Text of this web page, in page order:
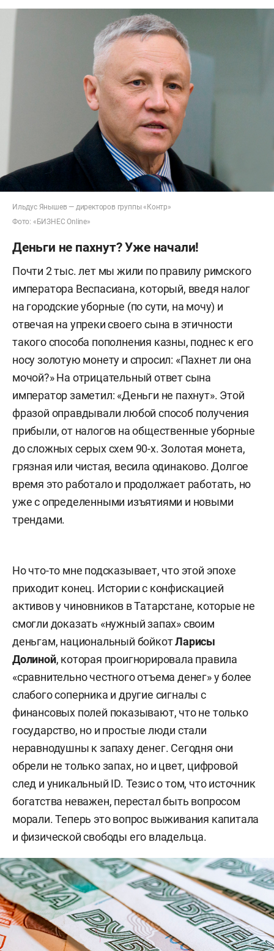
Ильдус Янышев — директоров группы «Контр»
Фото: «БИЗНЕС Online»
Деньги не пахнут? Уже начали!
Почти 2 тыс. лет мы жили по правилу римского
императора Веспасиана, который, введя налог
на городские уборные (по сути, на мочу) и
отвечая на упреки своего сына в этичности
такого способа пополнения казны, поднес к его
носу золотую монету и спросил: «Пахнет ли она
мочой?» На отрицательный ответ сына
император заметил: «Деньги не пахнут». Этой
фразой оправдывали любой способ получения
прибыли, от налогов на общественные уборные
до сложных серых схем 90-х. Золотая монета,
грязная или чистая, весила одинаково. Долгое
время это работало и продолжает работать, но
уже с определенными изъятиями и новыми
трендами.
Но что-то мне подсказывает, что этой эпохе
приходит конец. Истории с конфискацией
активов у чиновников в Татарстане, которые не
смогли доказать «нужный запах» своим
деньгам, национальный бойкотЛарисы
Долиной, которая проигнорировала правила
«сравнительно честного отъема денег» у более
слабого соперника и другие сигналы с
финансовых полей показывают, что не только
государство, но и простые люди стали
неравнодушны к запаху денег. Сегодня они
обрели не только запах, но и цвет, цифровой
след и уникальный ID. Тезис о том, что источник
богатства неважен, перестал быть вопросом
морали. Теперь это вопрос выживания капитала
и физической свободы его владельца.